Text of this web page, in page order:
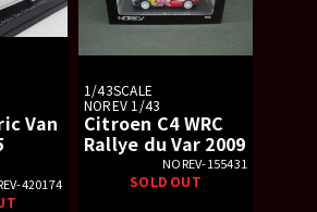
Van
420174
1/43SCALE
NOREV 1/43
Citroen C4 WRC
Rallye du Var 2009
NOREV-155431
SOLD OUT